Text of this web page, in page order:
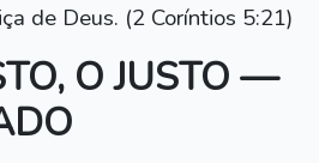
de Deus. (2 Coríntios 5:21)
O JUSTO —